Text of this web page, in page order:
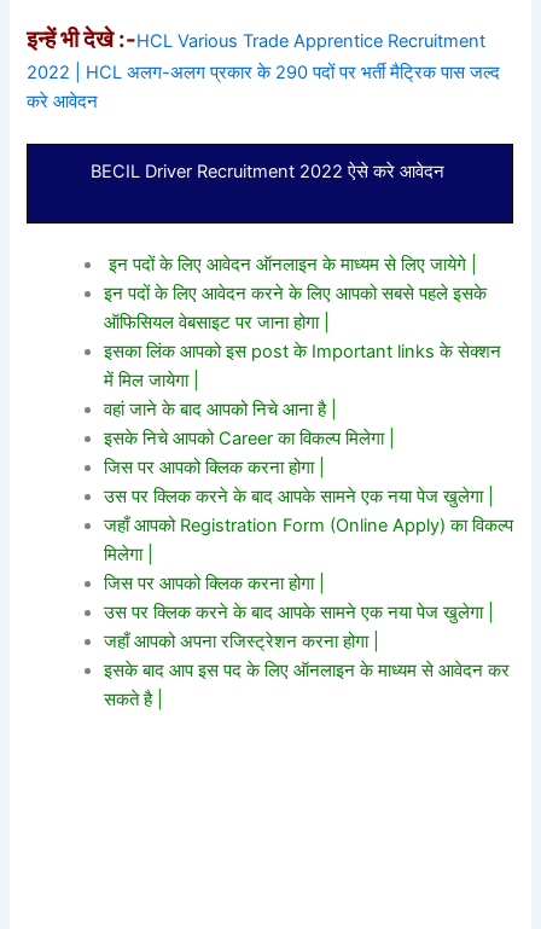
इन्हें भी देखे :-HCL Various Trade Apprentice Recruitment
2022 | HCL अलग-अलग प्रकार के 290 पदों पर भर्ती मैट्रिक पास जल्द
करे आवेदन
BECIL Driver Recruitment 2022 ऐसे करे आवेदन
इन पदों के लिए आवेदन ऑनलाइन के माध्यम से लिए जायेगे |
इन पदों के लिए आवेदन करने के लिए आपको सबसे पहले इसके
ऑफिसियल वेबसाइट पर जाना होगा |
इसका लिंक आपको इस post के Important links के सेक्शन
में मिल जायेगा |
वहां जाने के बाद आपको निचे आना है |
इसके निचे आपको Career का विकल्प मिलेगा |
जिस पर आपको क्लिक करना होगा |
उस पर क्लिक करने के बाद आपके सामने एक नया पेज खुलेगा |
जहाँ आपको Registration Form (Online Apply) का विकल्प
मिलेगा |
जिस पर आपको क्लिक करना होगा |
उस पर क्लिक करने के बाद आपके सामने एक नया पेज खुलेगा |
जहाँ आपको अपना रजिस्ट्रेशन करना होगा |
इसके बाद आप इस पद के लिए ऑनलाइन के माध्यम से आवेदन कर
सकते है |